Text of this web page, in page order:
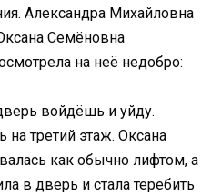
Александра Михайловна
Семёновна
на неё недобро:
войдёшь и уйду.
третий этаж. Оксана
как обычно лифтом, а
в дверь и стала теребить